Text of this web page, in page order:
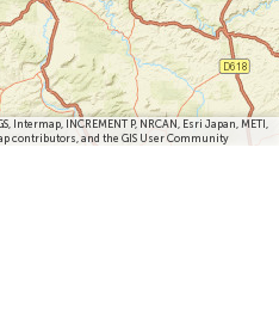
Intermap, INCREMENT P, NRCAN, Esri Japan, METI,
contributors, and the GIS User Community